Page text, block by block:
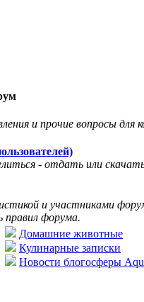
и прочие вопросы для
- отдать или
и участниками
правил форума.
Домашние животные
Кулинарные записки
Новости блогосферы